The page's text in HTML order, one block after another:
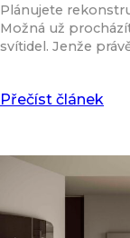
Plánujete
Možná už
svítidel. Jenže
Přečíst článek